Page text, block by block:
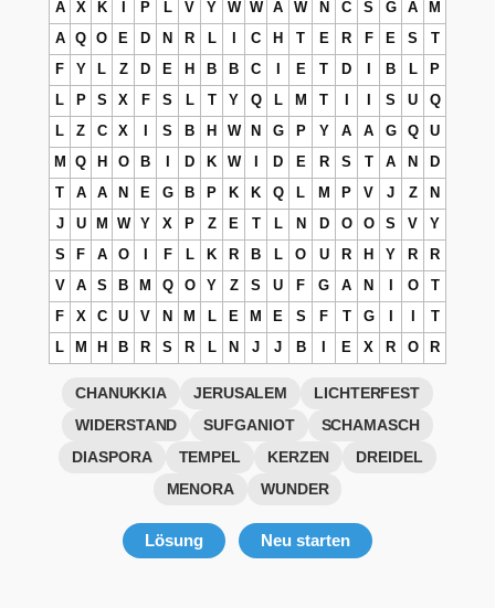
A
X K P L V Y W W A W N C S G A
M
A
Q O E D N R L C H T E R F E S
T
F
Y L Z D E H B B C E T D B L
P
L
P S X F S L T Y Q L M T S U
Q
L
Z C X S B H W N G P Y A A G Q
U
M
Q H O B D K W D E R S T A N
D
T
A A N E G B P K K Q L M P V J Z
N
J
U M W Y X P Z E T L N D O O S V
Y
S
F A O F L K R B L O U R H Y R
R
V
A S B M Q O Y Z S U F G A N O
T
F
X C U V N M L E M E S F T G
T
L
M H B R S R L N J J B E X R O R
CHANUKKIA JERUSALEM
LICHTERFEST
WIDERSTAND
SUFGANIOT
SCHAMASCH
DIASPORA
TEMPEL KERZEN
DREIDEL
MENORA
WUNDER
Lösung Neu starten